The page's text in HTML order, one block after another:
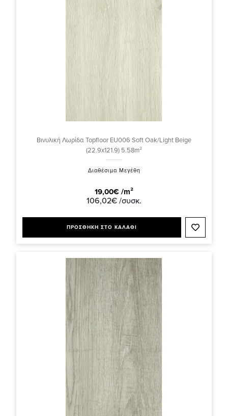
Βινυλική Λωρίδα Topfloor EU006 Soft Oak/Light Beige
(22.9x121.9) 5.58m²
Διαθέσιμα Μεγέθη
19,00€ /m²
106,02€ /συσκ.
ΠΡΟΣΘΗΚΗ ΣΤΟ ΚΑΛΑΘΙ